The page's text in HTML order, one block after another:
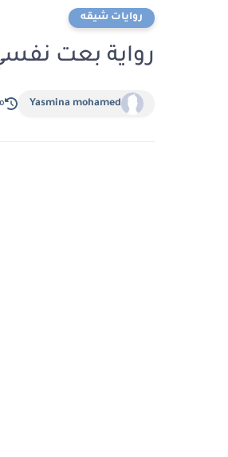
روايات شيقه
رواية بعت نفسي الفصل
Yasmina mohamed